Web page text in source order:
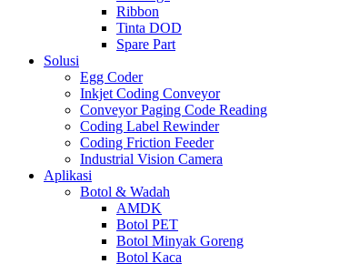
Ribbon
Tinta DOD
Spare Part
Solusi
Egg Coder
Inkjet Coding Conveyor
Conveyor Paging Code Reading
Coding Label Rewinder
Coding Friction Feeder
Industrial Vision Camera
Aplikasi
Botol & Wadah
AMDK
Botol PET
Botol Minyak Goreng
Botol Kaca